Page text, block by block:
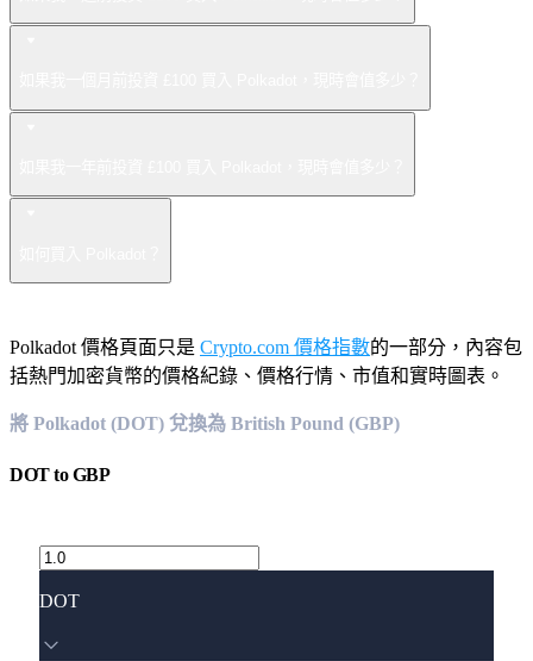
Polkadot 價格頁面只是 Crypto.com 價格指數的一部分，內容包
括熱門加密貨幣的價格紀錄、價格行情、市值和實時圖表。
將 Polkadot (DOT) 兌換為 British Pound (GBP)
DOTtoGBP
DOT